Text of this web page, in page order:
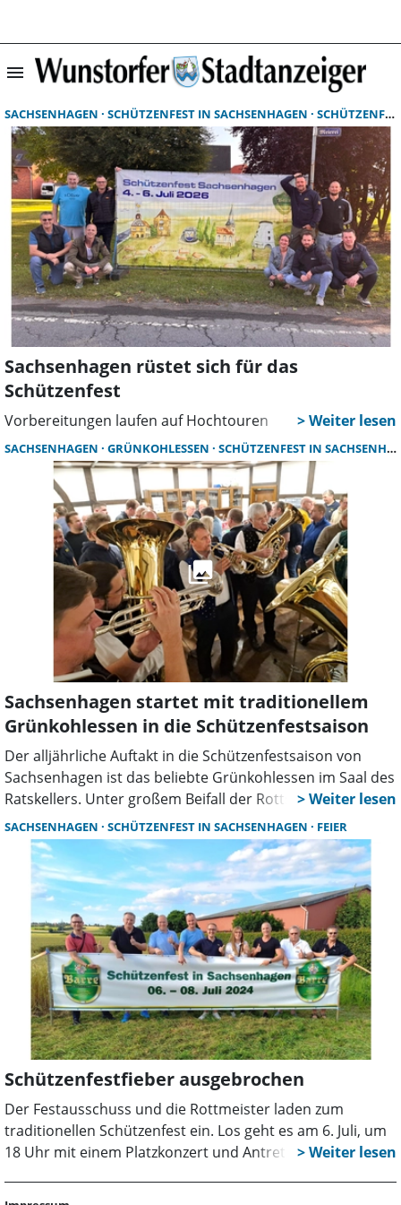
menu
SACHSENHAGEN SCHÜTZENFEST IN SACHSENHAGEN SCHÜTZENFEST
Sachsenhagen rüstet sich für das
Schützenfest
Vorbereitungen laufen auf Hochtouren
SACHSENHAGEN GRÜNKOHLESSEN SCHÜTZENFEST IN SACHSENHAGEN
Sachsenhagen startet mit traditionellem
Grünkohlessen in die Schützenfestsaison
Der alljährliche Auftakt in die Schützenfestsaison von
Sachsenhagen ist das beliebte Grünkohlessen im Saal des
Ratskellers. Unter großem Beifall der Rottschwestern und
Rottbrüder begrüßte Bürgermeister Ralf Hantke die
amtierenden Majestäten: Schützenkönig Karl-Heinz
Hellmann, Schützenkönigin Antje Tillesch und
Jugendkönigin Julia Bösger.
SACHSENHAGEN SCHÜTZENFEST IN SACHSENHAGEN FEIER
Schützenfestfieber ausgebrochen
Der Festausschuss und die Rottmeister laden zum
traditionellen Schützenfest ein. Los geht es am 6. Juli, um
18 Uhr mit einem Platzkonzert und Antreten zum Abholen